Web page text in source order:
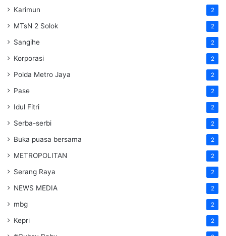
Karimun 2
MTsN 2 Solok 2
Sangihe 2
Korporasi 2
Polda Metro Jaya 2
Pase 2
Idul Fitri 2
Serba-serbi 2
Buka puasa bersama 2
METROPOLITAN 2
Serang Raya 2
NEWS MEDIA 2
mbg 2
Kepri 2